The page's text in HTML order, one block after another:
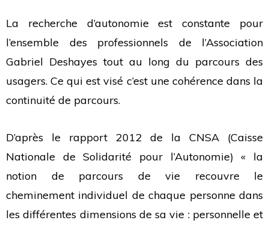
La recherche d’autonomie est constante pour
l’ensemble des professionnels de l’Association
Gabriel Deshayes tout au long du parcours des
usagers. Ce qui est visé c’est une cohérence dans la
continuité de parcours.
D’après le rapport 2012 de la CNSA (Caisse
Nationale de Solidarité pour l’Autonomie) « la
notion de parcours de vie recouvre le
cheminement individuel de chaque personne dans
les différentes dimensions de sa vie : personnelle et